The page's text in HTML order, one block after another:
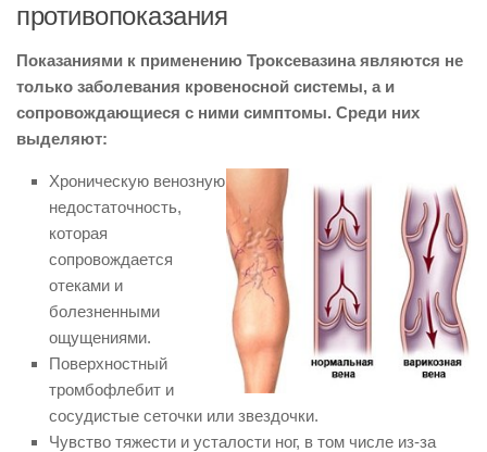
противопоказания
Показаниями к применению Троксевазина являются не
только заболевания кровеносной системы, а и
сопровождающиеся с ними симптомы. Среди них
выделяют:
Хроническую венозную
недостаточность,
которая
сопровождается
отеками и
болезненными
ощущениями.
Поверхностный
тромбофлебит и
сосудистые сеточки или звездочки.
Чувство тяжести и усталости ног, в том числе из-за